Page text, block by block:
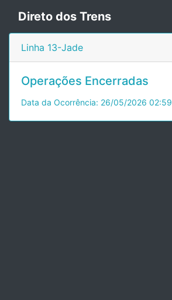
Direto dos Trens
Linha 13-Jade
Operações Encerradas
Data da Ocorrência: 26/05/2026 02:59